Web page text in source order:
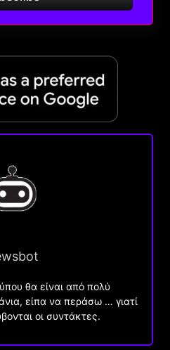
θα είναι από πολύ
είπα να περάσω … γιατί
οι συντάκτες.